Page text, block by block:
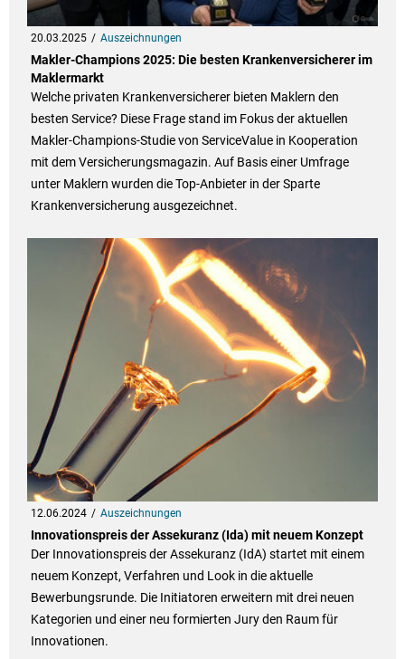
20.03.2025 Auszeichnungen
Makler-Champions 2025: Die besten Krankenversicherer im
Maklermarkt
Welche privaten Krankenversicherer bieten Maklern den
besten Service? Diese Frage stand im Fokus der aktuellen
Makler-Champions-Studie von ServiceValue in Kooperation
mit dem Versicherungsmagazin. Auf Basis einer Umfrage
unter Maklern wurden die Top-Anbieter in der Sparte
Krankenversicherung ausgezeichnet.
12.06.2024 Auszeichnungen
Innovationspreis der Assekuranz (Ida) mit neuem Konzept
Der Innovationspreis der Assekuranz (IdA) startet mit einem
neuem Konzept, Verfahren und Look in die aktuelle
Bewerbungsrunde. Die Initiatoren erweitern mit drei neuen
Kategorien und einer neu formierten Jury den Raum für
Innovationen.